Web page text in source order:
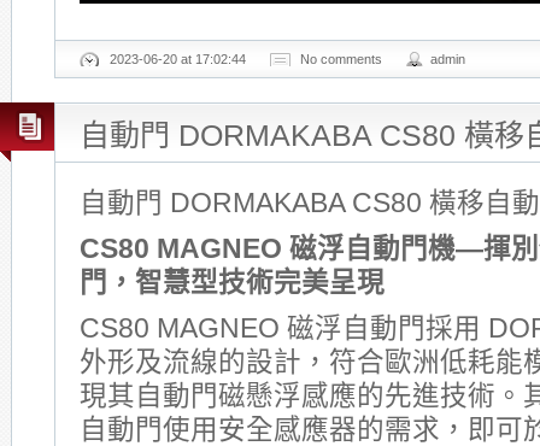
2023-06-20 at 17:02:44 No comments admin
自動門 DORMAKABA CS80 橫移
自動門 DORMAKABA CS80 橫移自
CS80 MAGNEO 磁浮自動門機—揮
門， 智慧型技術完美呈現
CS80 MAGNEO 磁浮自動門採用
外形及流線的設計，符合歐洲低耗能
現其自動門磁懸浮感應的先進技術。
自動門使用安全感應器的需求，即可